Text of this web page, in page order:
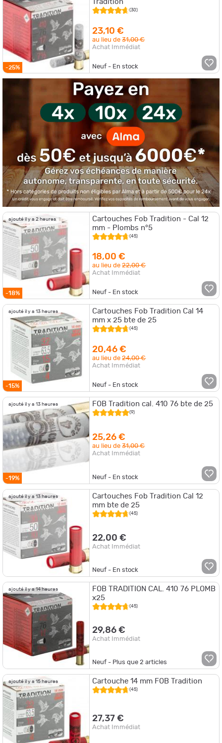
-25%
Tradition
(30)
23,10 €
au lieu de31,00 €
Achat Immédiat
Neuf - En stock
ajouté il y a 2 heures
-18%
Cartouches Fob Tradition - Cal 12
mm - Plombs n°5
(45)
18,00 €
au lieu de22,00 €
Achat Immédiat
Neuf - En stock
ajouté il y a 13 heures
-15%
Cartouches Fob Tradition Cal 14
mm x 25 bte de 25
(45)
20,46 €
au lieu de24,00 €
Achat Immédiat
Neuf - En stock
ajouté il y a 13 heures
-19%
FOB Tradition cal. 410 76 bte de 25
(9)
25,26 €
au lieu de31,00 €
Achat Immédiat
Neuf - En stock
ajouté il y a 13 heures
Cartouches Fob Tradition Cal 12
mm bte de 25
(45)
22,00 €
Achat Immédiat
Neuf - En stock
ajouté il y a 14 heures
FOB TRADITION CAL. 410 76 PLOMB
x25
(45)
29,86 €
Achat Immédiat
Neuf - Plus que2 articles
ajouté il y a 15 heures Cartouche 14 mm FOB Tradition
(45)
27,37 €
Achat Immédiat